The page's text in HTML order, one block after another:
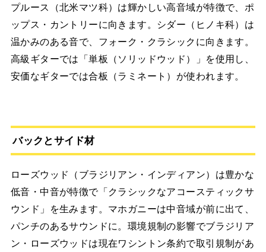
プルース（北米マツ科）は輝かしい高音域が特徴で、ポ
ップス・カントリーに向きます。シダー（ヒノキ科）は
温かみのある音で、フォーク・クラシックに向きます。
高級ギターでは「単板（ソリッドウッド）」を使用し、
安価なギターでは合板（ラミネート）が使われます。
バックとサイド材
ローズウッド（ブラジリアン・インディアン）は豊かな
低音・中音が特徴で「クラシックなアコースティックサ
ウンド」を生みます。マホガニーは中音域が前に出て、
パンチのあるサウンドに。環境規制の影響でブラジリア
ン・ローズウッドは現在ワシントン条約で取引規制があ